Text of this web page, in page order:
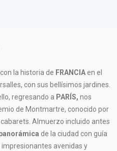
la historia de FRANCIAen el
con sus bellísimos jardines.
regresando a PARÍS, nos
de Montmartre, conocido por
Almuerzo incluido antes
de la ciudad con guía
avenidas y